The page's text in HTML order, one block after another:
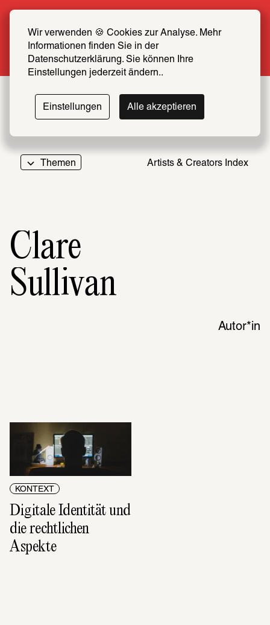
Wir verwenden 🍪 Cookies zur Analyse. Mehr
Informationen finden Sie in der
Datenschutzerklärung. Sie können Ihre
Einstellungen jederzeit ändern..
Einstellungen Alle akzeptieren
SCHIRN FREUND*IN werden
Mehr erfahren
Themen Artists & Creators Index
Clare
Sullivan
Autor*in
KONTEXT
Digitale Identität und
die rechtlichen
Aspekte